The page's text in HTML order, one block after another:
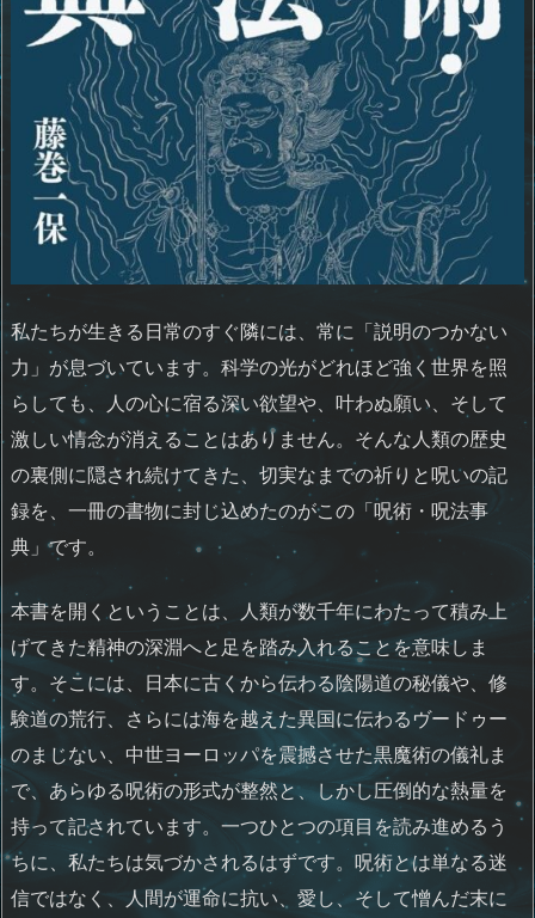
私たちが生きる日常のすぐ隣には、常に「説明のつかない
力」が息づいています。科学の光がどれほど強く世界を照
らしても、人の心に宿る深い欲望や、叶わぬ願い、そして
激しい情念が消えることはありません。そんな人類の歴史
の裏側に隠され続けてきた、切実なまでの祈りと呪いの記
録を、一冊の書物に封じ込めたのがこの「呪術・呪法事
典」です。
本書を開くということは、人類が数千年にわたって積み上
げてきた精神の深淵へと足を踏み入れることを意味しま
す。そこには、日本に古くから伝わる陰陽道の秘儀や、修
験道の荒行、さらには海を越えた異国に伝わるヴードゥー
のまじない、中世ヨーロッパを震撼させた黒魔術の儀礼ま
で、あらゆる呪術の形式が整然と、しかし圧倒的な熱量を
持って記されています。一つひとつの項目を読み進めるう
ちに、私たちは気づかされるはずです。呪術とは単なる迷
信ではなく、人間が運命に抗い、愛し、そして憎んだ末に